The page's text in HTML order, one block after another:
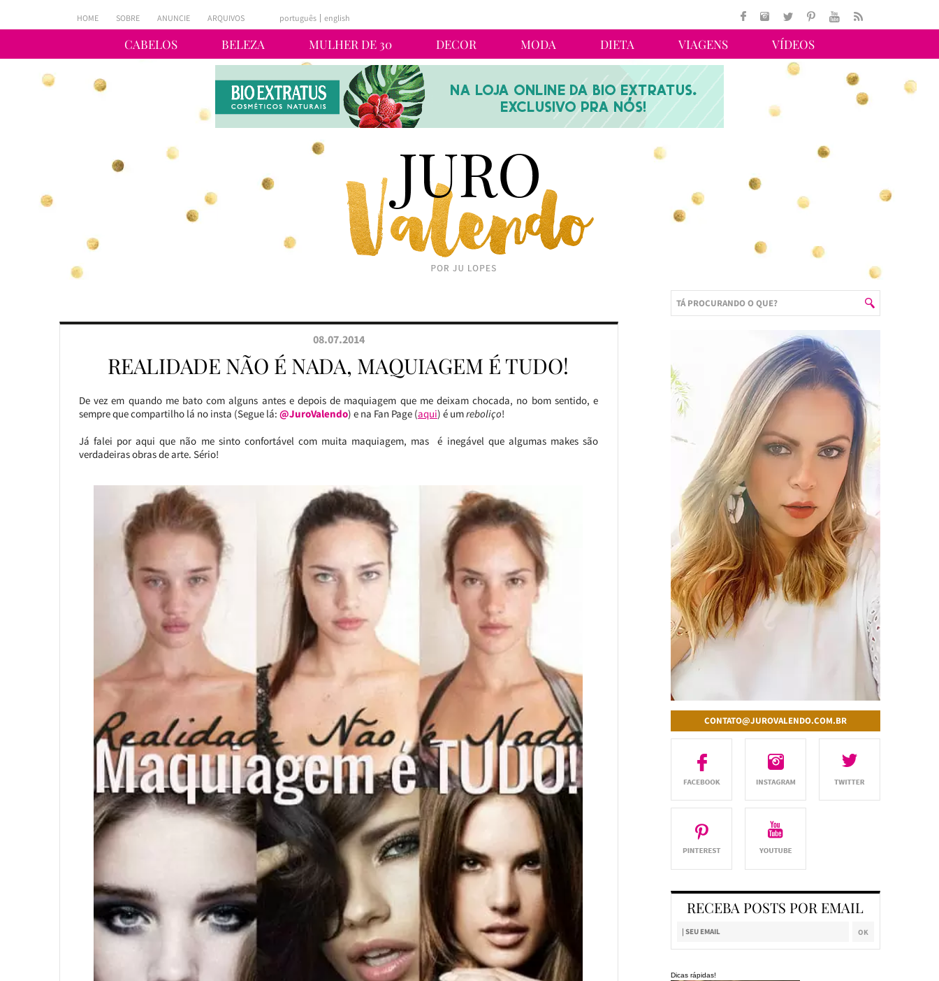
CABELOS BELEZA MULHER DE 30 DECOR MODA DIETA VIAGENS VÍDEOS
HOME SOBRE ANUNCIE ARQUIVOS português english
08.07.2014
REALIDADE NÃO É NADA, MAQUIAGEM É TUDO!
De vez em quando me bato com alguns antes e depois de maquiagem que me deixam chocada, no bom sentido, e
sempre que compartilho lá no insta (Segue lá: @JuroValendo) e na Fan Page (aqui) é umreboliço!
Já falei por aqui que não me sinto confortável com muita maquiagem, mas é inegável que algumas makes são
verdadeiras obras de arte. Sério!
CONTATO@JUROVALENDO.COM.BR
RECEBA POSTS POR EMAIL
Dicas rápidas!